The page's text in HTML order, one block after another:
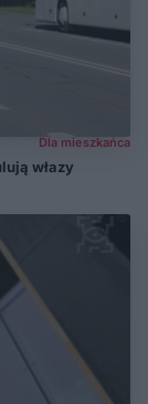
Dla mieszkańca
włazy